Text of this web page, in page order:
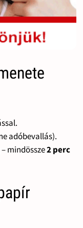
adóbevallás).
mindössze2 perc